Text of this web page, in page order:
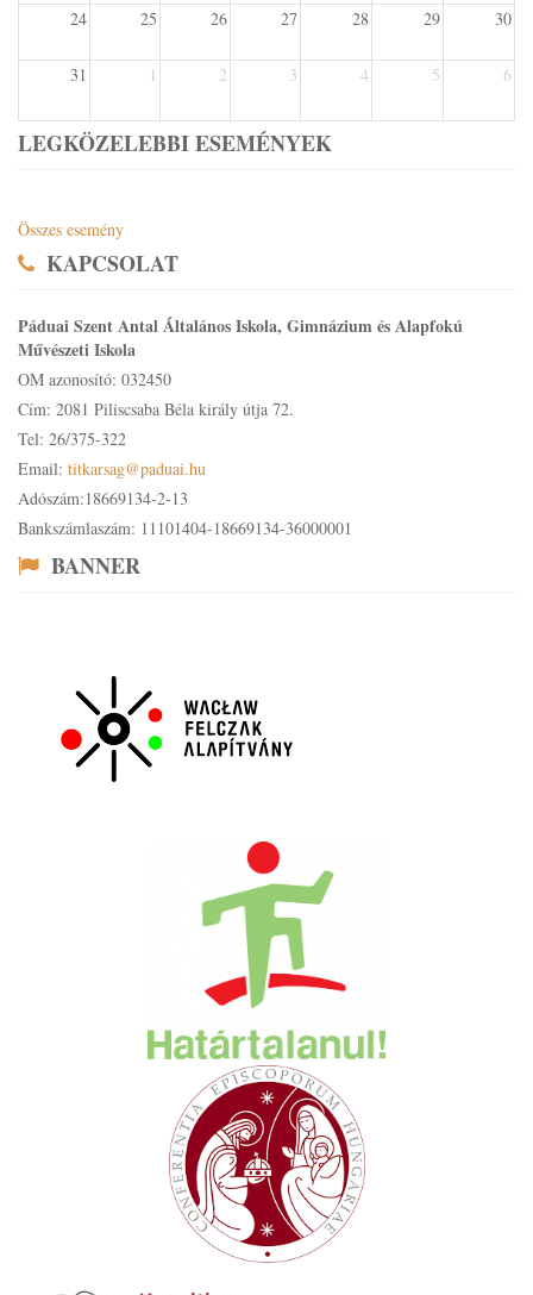
24 25 26 27 28 29 30
31 1 2 3 4 5 6
LEGKÖZELEBBI ESEMÉNYEK
Összes esemény
KAPCSOLAT
Páduai Szent Antal Általános Iskola, Gimnázium és Alapfokú
Művészeti Iskola
OM azonosító: 032450
Cím: 2081 Piliscsaba Béla király útja 72.
Tel: 26/375-322
Email: titkarsag@paduai.hu
Adószám:18669134-2-13
Bankszámlaszám: 11101404-18669134-36000001
BANNER